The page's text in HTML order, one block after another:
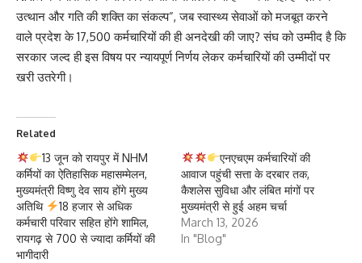
उत्थान और गति की शक्ति का संकल्प”, जब स्वास्थ्य सेवाओं को मजबूत करने
वाले प्रदेश के 17,500 कर्मचारियों की ही अनदेखी की जाए? संघ को उम्मीद है कि
सरकार जल्द ही इस विषय पर न्यायपूर्ण निर्णय लेकर कर्मचारियों की उम्मीदों पर
खरी उतरेगी।
Related
13 जून को रायपुर में NHM
कर्मियों का ऐतिहासिक महासम्मेलन,
मुख्यमंत्री विष्णु देव साय होंगे मुख्य
अतिथि
18 हजार से अधिक
कर्मचारी परिवार सहित होंगे शामिल,
रायगढ़ से 700 से ज्यादा कर्मियों की
भागीदारी
एनएचएम कर्मचारियों की
आवाज पहुंची सत्ता के दरबार तक,
कैशलेस सुविधा और लंबित मांगों पर
मुख्यमंत्री से हुई अहम चर्चा
March 13, 2026
In "Blog"